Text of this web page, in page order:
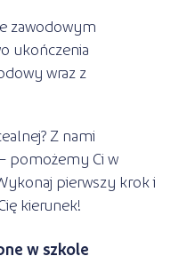
zawodowym
ukończenia
wraz z
Z nami
pomożemy Ci w
pierwszy krok i
kierunek!
w szkole